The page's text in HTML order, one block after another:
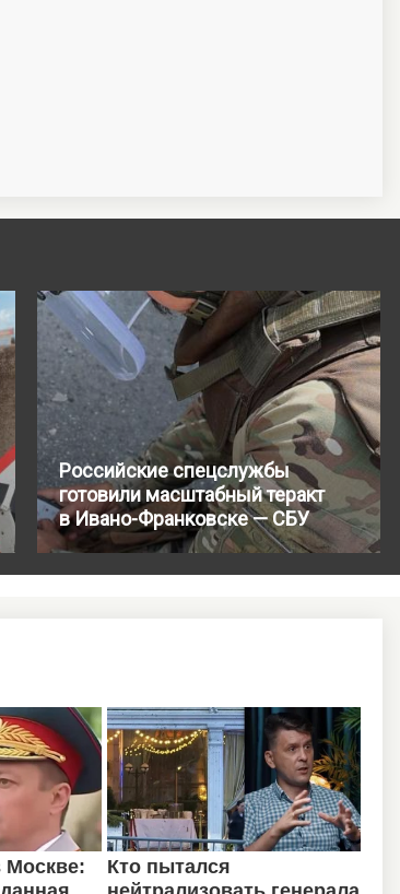
Российские спецслужбы
готовили масштабный теракт
в Ивано-Франковске — СБУ